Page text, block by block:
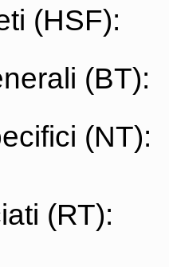
(HSF):
(BT):
(NT):
(RT):